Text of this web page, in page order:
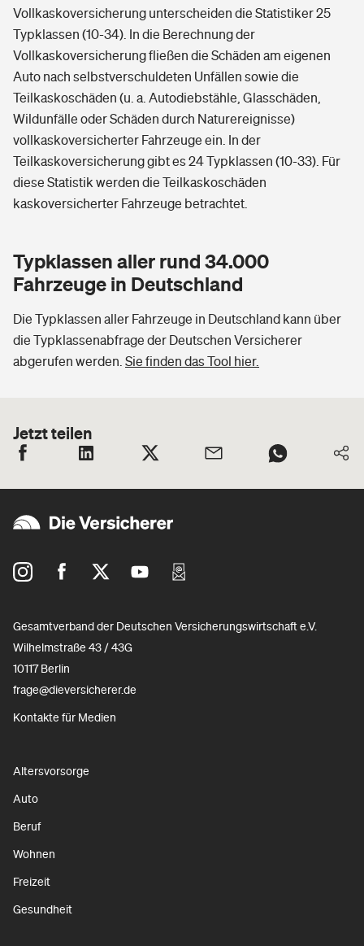
Vollkaskoversicherung unterscheiden die Statistiker 25
Typklassen (10-34). In die Berechnung der
Vollkaskoversicherung fließen die Schäden am eigenen
Auto nach selbstverschuldeten Unfällen sowie die
Teilkaskoschäden (u. a. Autodiebstähle, Glasschäden,
Wildunfälle oder Schäden durch Naturereignisse)
vollkaskoversicherter Fahrzeuge ein. In der
Teilkaskoversicherung gibt es 24 Typklassen (10-33). Für
diese Statistik werden die Teilkaskoschäden
kaskoversicherter Fahrzeuge betrachtet.
Typklassen aller rund 34.000
Fahrzeuge in Deutschland
Die Typklassen aller Fahrzeuge in Deutschland kann über
die Typklassenabfrage der Deutschen Versicherer
abgerufen werden. Sie finden das Tool hier.
Jetzt teilen
Gesamtverband der Deutschen Versicherungswirtschaft e.V.
Wilhelmstraße 43 / 43G
10117 Berlin
frage@dieversicherer.de
Kontakte für Medien
Altersvorsorge
Auto
Beruf
Wohnen
Freizeit
Gesundheit